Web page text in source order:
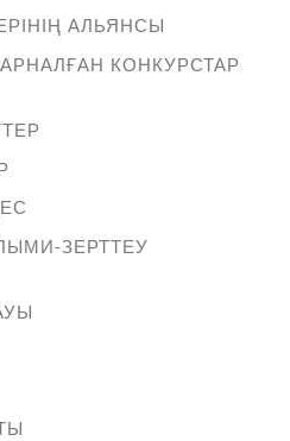
АЛЬЯНСЫ
КОНКУРСТАР
ЗЕРТТЕУ